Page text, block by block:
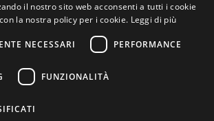
il nostro sito web acconsenti a tutti i cookie
la nostra policy per i cookie. Leggi di più
NECESSARI PERFORMANCE
FUNZIONALITÀ